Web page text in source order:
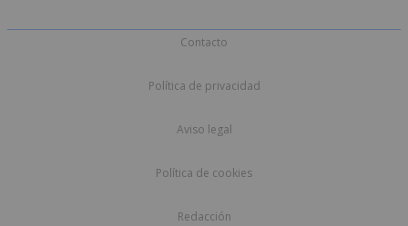
Contacto
Política de privacidad
Aviso legal
Política de cookies
Redacción